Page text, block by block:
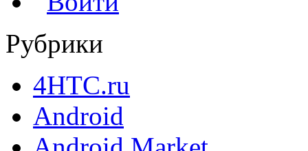
Рубрики
4HTC.ru
Android